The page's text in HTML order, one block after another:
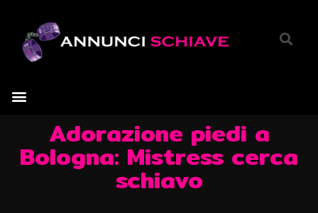
Adorazione piedi a
Bologna: Mistress cerca
schiavo